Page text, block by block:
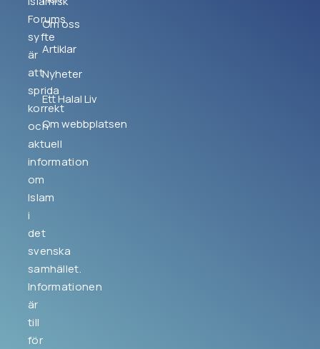
Forums
syfte
är
att
sprida
korrekt
och
aktuell
information
om
Islam
i
det
svenska
samhället.
Informationen
är
till
för
Om oss
Artiklar
Nyheter
Ett Halal Liv
Om webbplatsen